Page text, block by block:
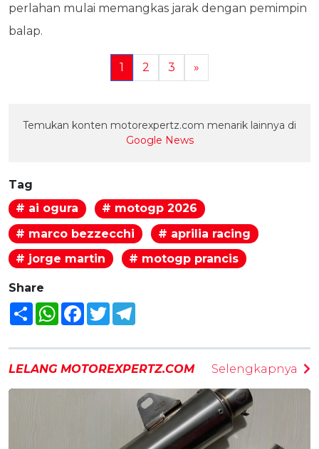
perlahan mulai memangkas jarak dengan pemimpin
balap.
1 2 3 »
Temukan konten motorexpertz.com menarik lainnya di
Google News
Tag
# ai ogura
# motogp 2026
# marco bezzecchi
# aprilia racing
# jorge martin
# motogp prancis
Share
Share WhatsAppFacebook
Twitter
LELANG MOTOREXPERTZ.COM Selengkapnya